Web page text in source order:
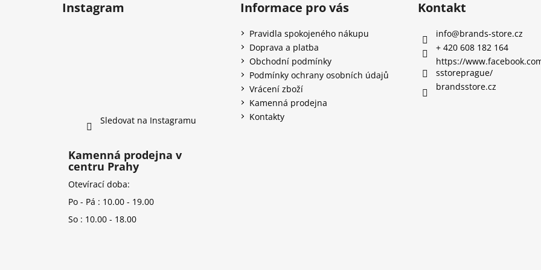
Instagram
Sledovat na Instagramu
Informace pro vás
Pravidla spokojeného nákupu
Doprava a platba
Obchodní podmínky
Podmínky ochrany osobních údajů
Vrácení zboží
Kamenná prodejna
Kontakty
Kontakt
info@brands-store.cz
+ 420 608 182 164
https://
sstoreprague/
brandsstore.cz
Kamenná prodejna v
centru Prahy
Otevírací doba:
Po - Pá : 10.00 - 19.00
So : 10.00 - 18.00